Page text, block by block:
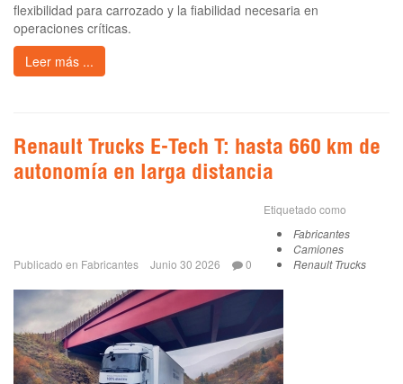
flexibilidad para carrozado y la fiabilidad necesaria en
operaciones críticas.
Leer más ...
Renault Trucks E-Tech T: hasta 660 km de
autonomía en larga distancia
Publicado en Fabricantes Junio 30 2026 0
Etiquetado como
Fabricantes
Camiones
Renault Trucks